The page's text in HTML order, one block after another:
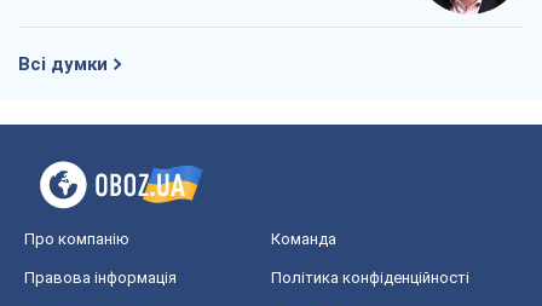
Всі думки
Про компанію Команда
Правова інформація Політика конфіденційності